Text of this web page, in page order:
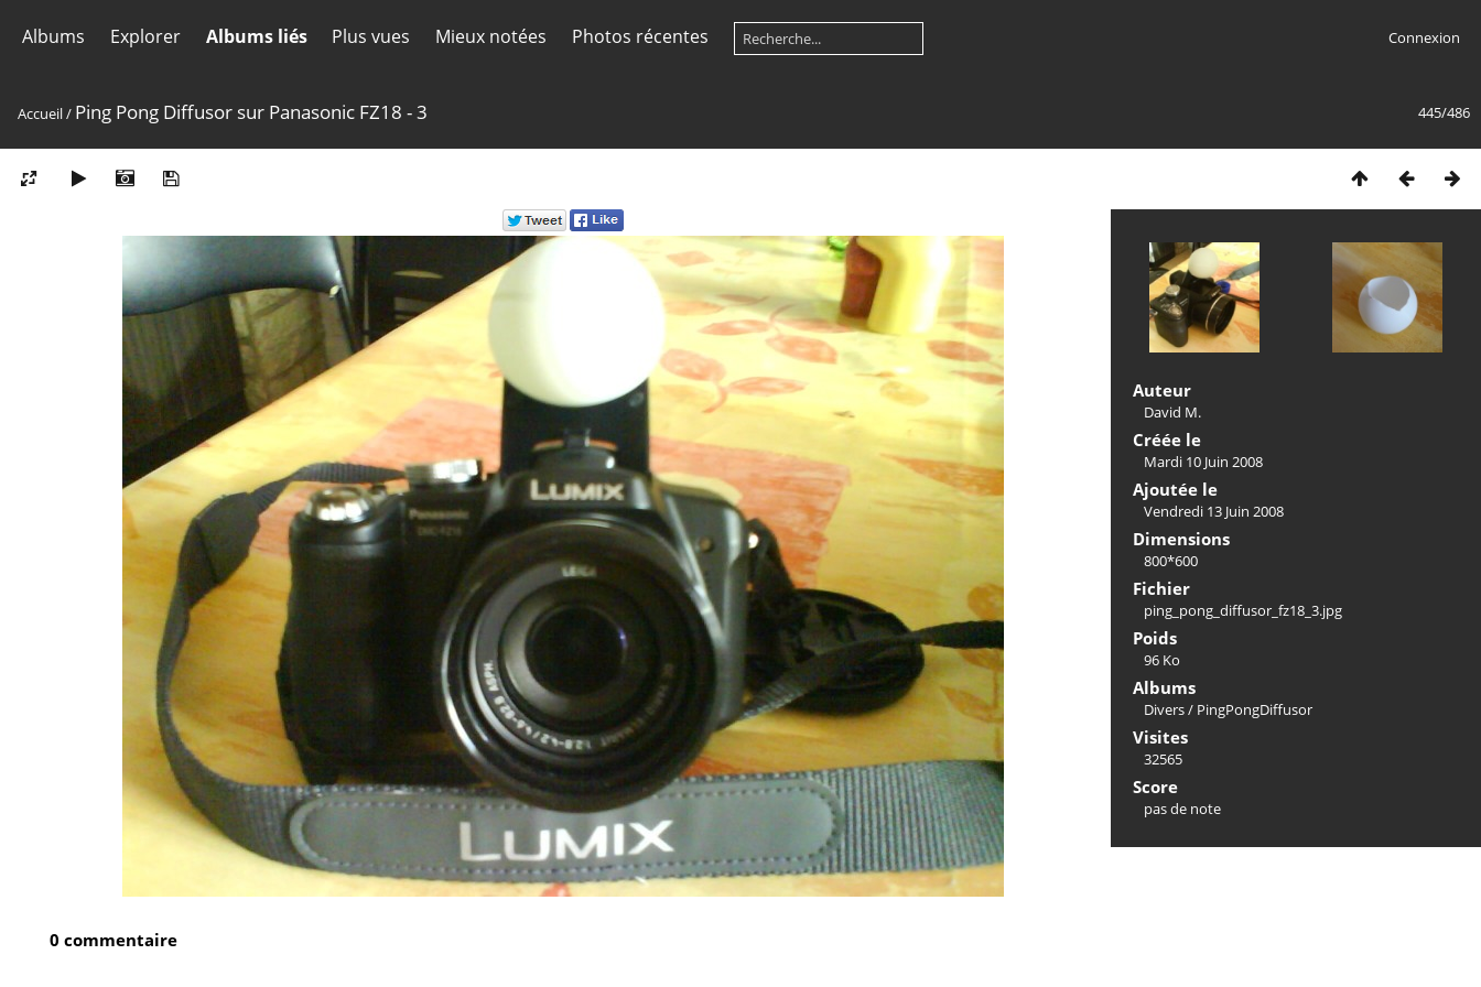
Albums Explorer Albums liés Plus vues Mieux notées Photos récentes Connexion
445/486
Accueil/ Ping Pong Diffusor sur Panasonic FZ18 - 3
Auteur
David M.
Créée le
Mardi 10 Juin 2008
Ajoutée le
Vendredi 13 Juin 2008
Dimensions
800*600
Fichier
ping_pong_diffusor_fz18_3.jpg
Poids
96 Ko
Albums
Divers/ PingPongDiffusor
Visites
32565
Score
pas de note
0 commentaire